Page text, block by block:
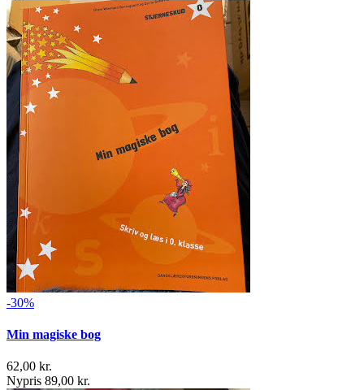
-30%
Min magiske bog
62,00 kr.
Nypris 89,00 kr.